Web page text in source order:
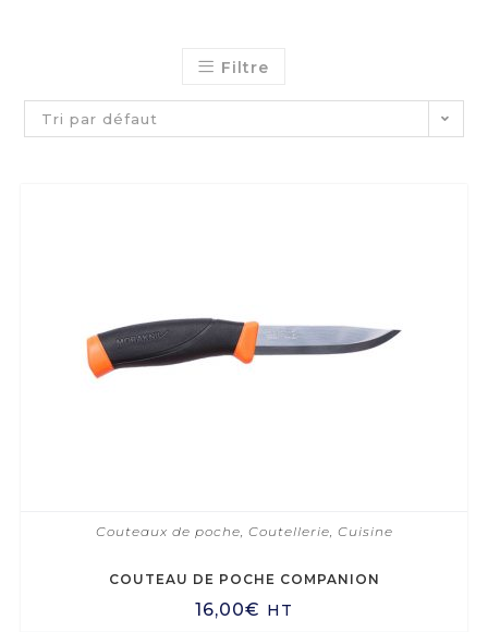
Filtre
Tri par défaut
Couteaux de poche, Coutellerie, Cuisine
COUTEAU DE POCHE COMPANION
16,00€ HT